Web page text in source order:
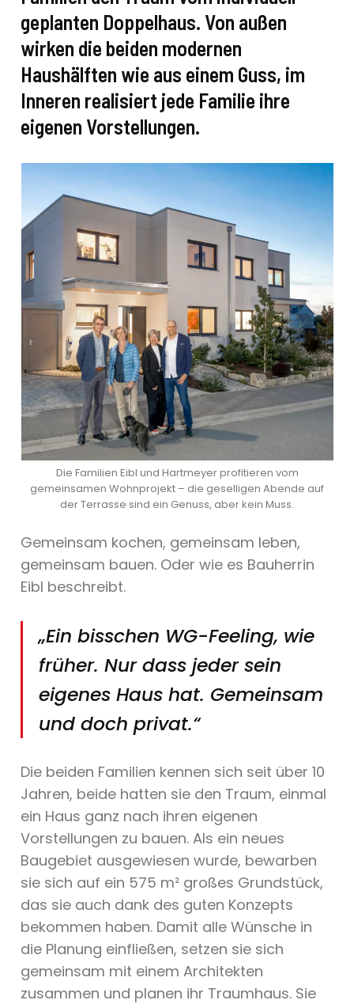
geplanten Doppelhaus. Von außen
wirken die beiden modernen
Haushälften wie aus einem Guss, im
Inneren realisiert jede Familie ihre
eigenen Vorstellungen.
Die Familien Eibl und Hartmeyer profitieren vom
gemeinsamen Wohnprojekt – die geselligen Abende auf
der Terrasse sind ein Genuss, aber kein Muss.
Gemeinsam kochen, gemeinsam leben,
gemeinsam bauen. Oder wie es Bauherrin
Eibl beschreibt.
„Ein bisschen WG-Feeling, wie
früher. Nur dass jeder sein
eigenes Haus hat. Gemeinsam
und doch privat.“
Die beiden Familien kennen sich seit über 10
Jahren, beide hatten sie den Traum, einmal
ein Haus ganz nach ihren eigenen
Vorstellungen zu bauen. Als ein neues
Baugebiet ausgewiesen wurde, bewarben
sie sich auf ein 575 m² großes Grundstück,
das sie auch dank des guten Konzepts
bekommen haben. Damit alle Wünsche in
die Planung einfließen, setzen sie sich
gemeinsam mit einem Architekten
zusammen und planen ihr Traumhaus. Sie